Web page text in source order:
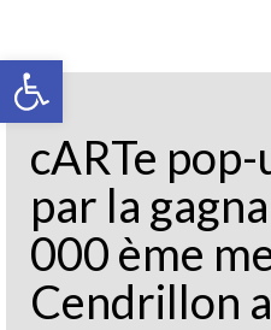
Ouvrir la barre d’outils
cARTe
par la
000 ème
Cendrillon